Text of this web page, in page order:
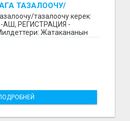
ТАЗАЛООЧУ/
тазалоочу керек:
РЕГИСТРАЦИЯ -
Жатакананын